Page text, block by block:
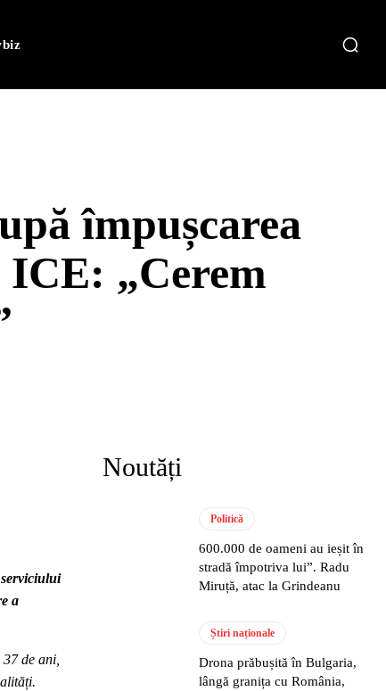
împușcarea
ICE: „Cerem
a
de ani,
Noutăți
Politică
600.000 de oameni au ieșit în
stradă împotriva lui”. Radu
Miruță, atac la Grindeanu
Știri naționale
Drona prăbușită în Bulgaria,
lângă granița cu România,